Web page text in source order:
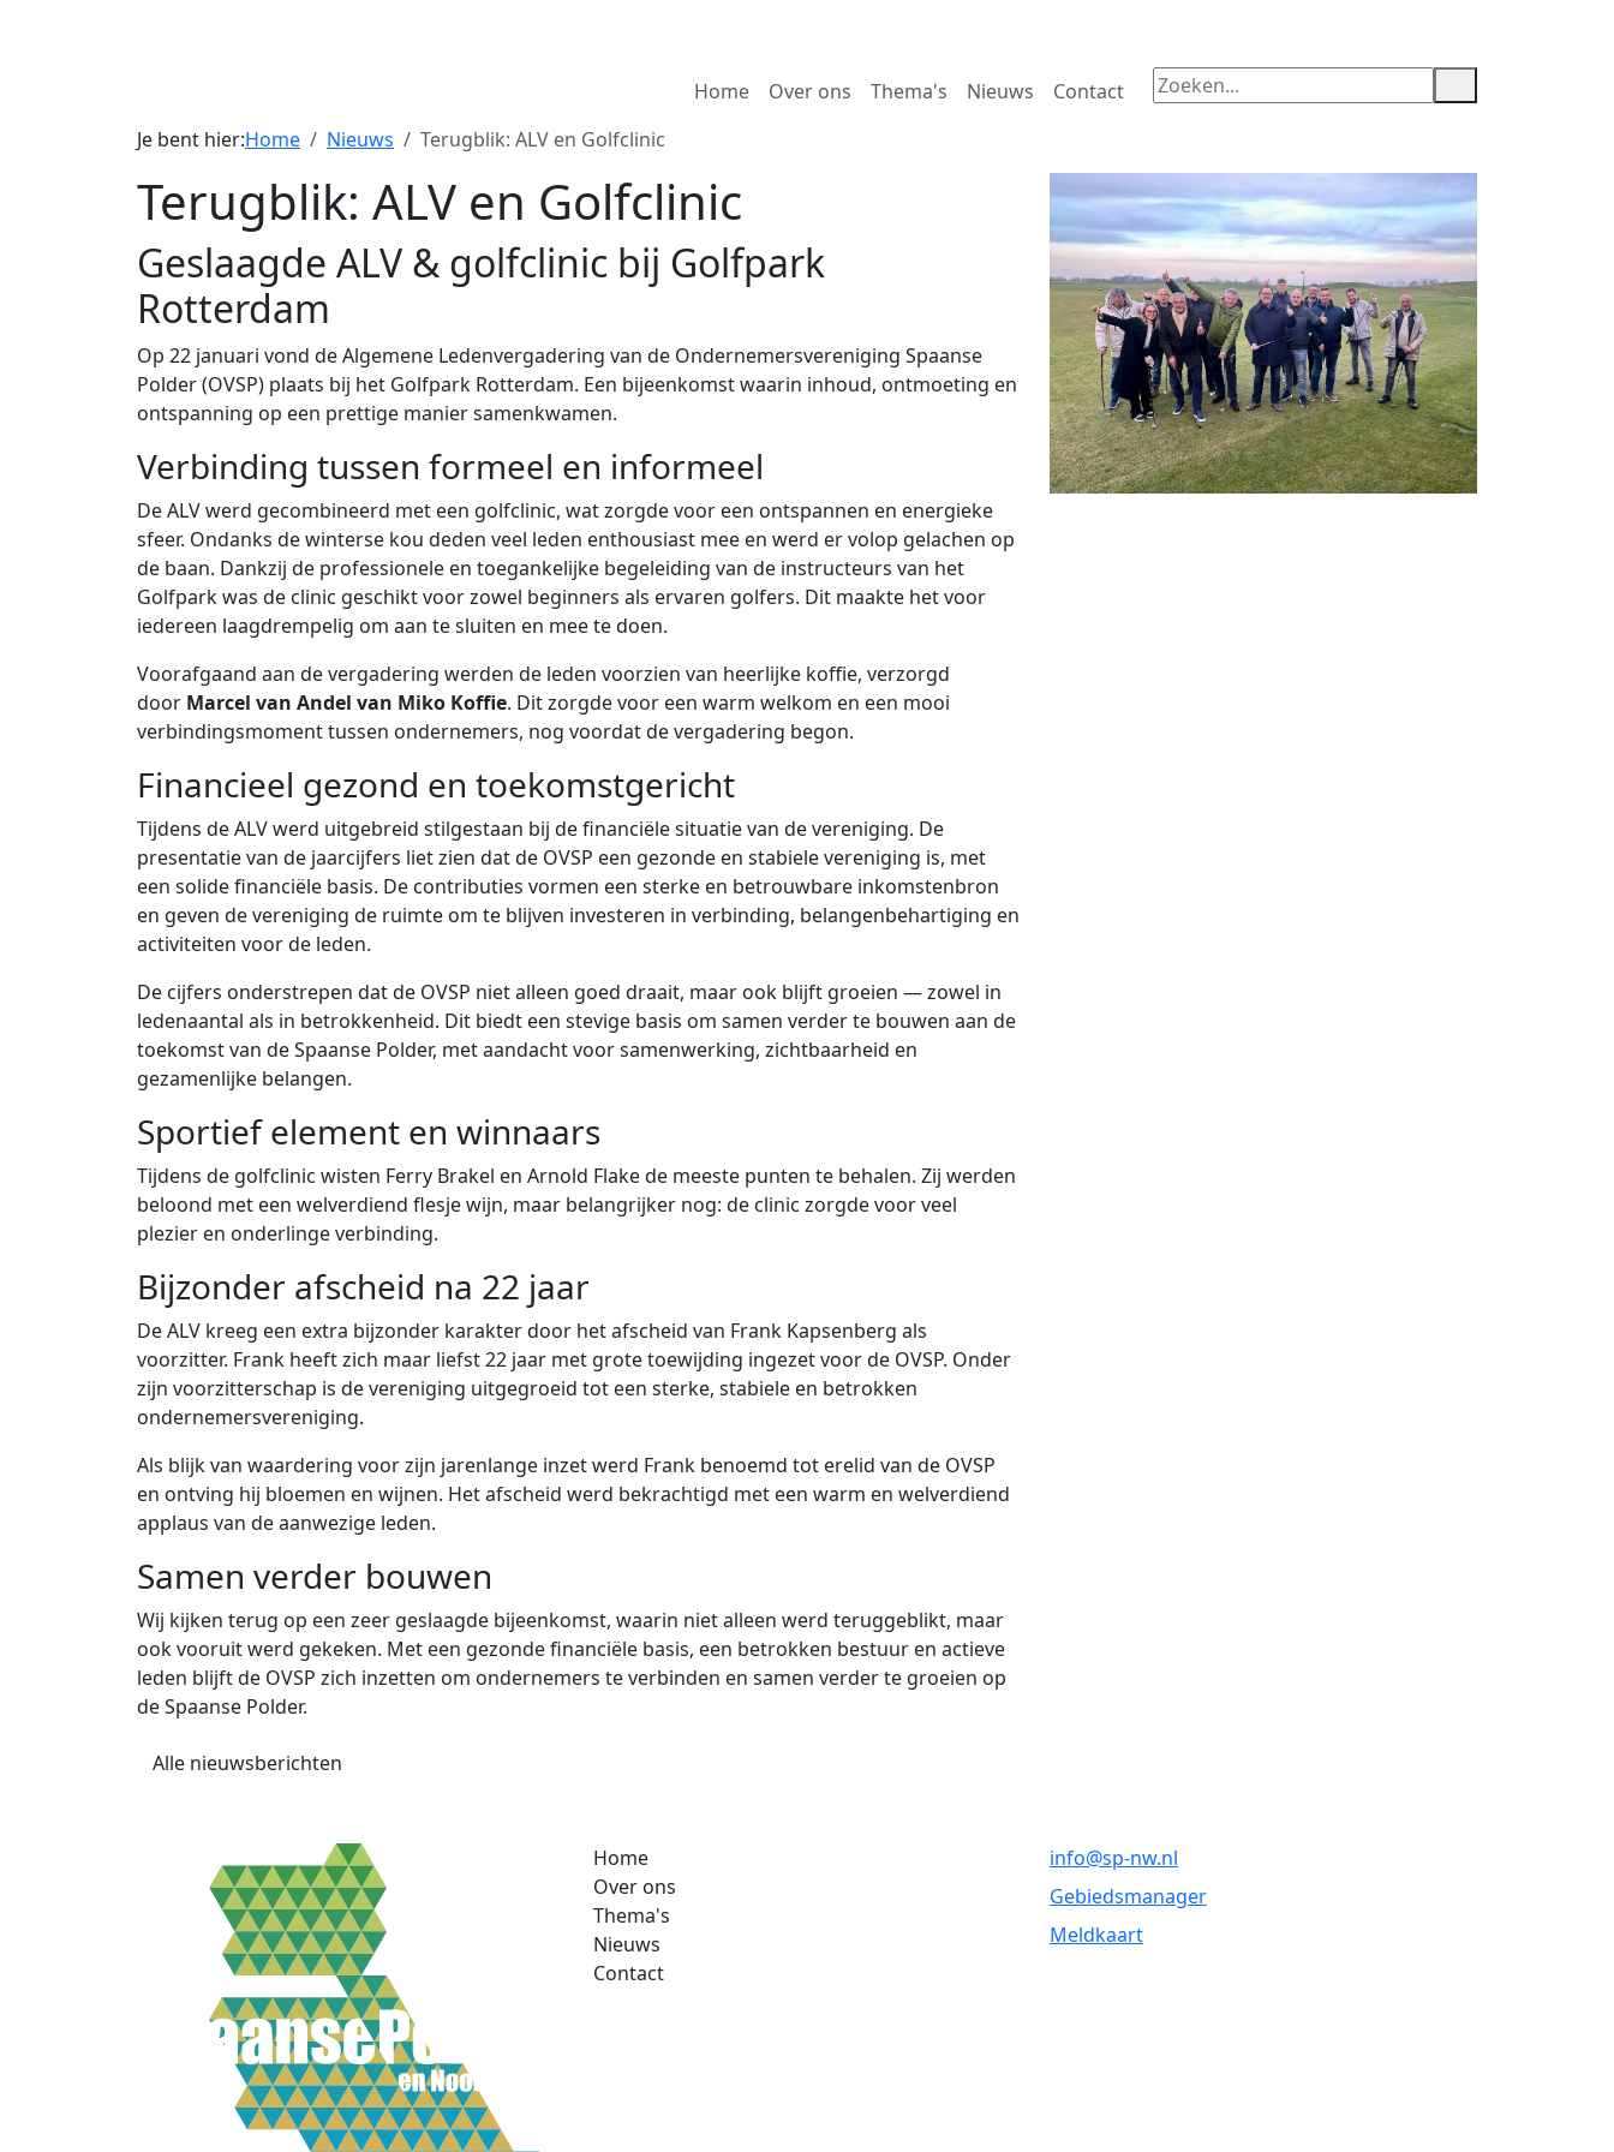
Home Over ons Thema's Nieuws
Contact
Je bent hier:Home Nieuws Terugblik: ALV en Golfclinic
Terugblik: ALV en Golfclinic
Geslaagde ALV & golfclinic bij Golfpark
Rotterdam
Op 22 januari vond de Algemene Ledenvergadering van de Ondernemersvereniging Spaanse
Polder (OVSP) plaats bij het Golfpark Rotterdam. Een bijeenkomst waarin inhoud, ontmoeting en
ontspanning op een prettige manier samenkwamen.
Verbinding tussen formeel en informeel
De ALV werd gecombineerd met een golfclinic, wat zorgde voor een ontspannen en energieke
sfeer. Ondanks de winterse kou deden veel leden enthousiast mee en werd er volop gelachen op
de baan. Dankzij de professionele en toegankelijke begeleiding van de instructeurs van het
Golfpark was de clinic geschikt voor zowel beginners als ervaren golfers. Dit maakte het voor
iedereen laagdrempelig om aan te sluiten en mee te doen.
Voorafgaand aan de vergadering werden de leden voorzien van heerlijke koffie, verzorgd
door Marcel van Andel van Miko Koffie. Dit zorgde voor een warm welkom en een mooi
verbindingsmoment tussen ondernemers, nog voordat de vergadering begon.
Financieel gezond en toekomstgericht
Tijdens de ALV werd uitgebreid stilgestaan bij de financiële situatie van de vereniging. De
presentatie van de jaarcijfers liet zien dat de OVSP een gezonde en stabiele vereniging is, met
een solide financiële basis. De contributies vormen een sterke en betrouwbare inkomstenbron
en geven de vereniging de ruimte om te blijven investeren in verbinding, belangenbehartiging en
activiteiten voor de leden.
De cijfers onderstrepen dat de OVSP niet alleen goed draait, maar ook blijft groeien — zowel in
ledenaantal als in betrokkenheid. Dit biedt een stevige basis om samen verder te bouwen aan de
toekomst van de Spaanse Polder, met aandacht voor samenwerking, zichtbaarheid en
gezamenlijke belangen.
Sportief element en winnaars
Tijdens de golfclinic wisten Ferry Brakel en Arnold Flake de meeste punten te behalen. Zij werden
beloond met een welverdiend flesje wijn, maar belangrijker nog: de clinic zorgde voor veel
plezier en onderlinge verbinding.
Bijzonder afscheid na 22 jaar
De ALV kreeg een extra bijzonder karakter door het afscheid van Frank Kapsenberg als
voorzitter. Frank heeft zich maar liefst 22 jaar met grote toewijding ingezet voor de OVSP. Onder
zijn voorzitterschap is de vereniging uitgegroeid tot een sterke, stabiele en betrokken
ondernemersvereniging.
Als blijk van waardering voor zijn jarenlange inzet werd Frank benoemd tot erelid van de OVSP
en ontving hij bloemen en wijnen. Het afscheid werd bekrachtigd met een warm en welverdiend
applaus van de aanwezige leden.
Samen verder bouwen
Wij kijken terug op een zeer geslaagde bijeenkomst, waarin niet alleen werd teruggeblikt, maar
ook vooruit werd gekeken. Met een gezonde financiële basis, een betrokken bestuur en actieve
leden blijft de OVSP zich inzetten om ondernemers te verbinden en samen verder te groeien op
de Spaanse Polder.
Alle nieuwsberichten
Home
Over ons
Thema's
Nieuws
Contact
info@sp-nw.nl
Gebiedsmanager
Meldkaart